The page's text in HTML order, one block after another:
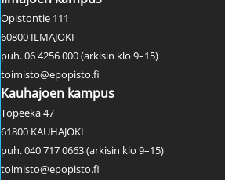
Opistontie 111
60800 ILMAJOKI
puh. 06 4256 000 (arkisin klo 9–15)
toimisto@epopisto.fi
Kauhajoen kampus
Topeeka 47
61800 KAUHAJOKI
puh. 040 717 0663 (arkisin klo 9–15)
toimisto@epopisto.fi